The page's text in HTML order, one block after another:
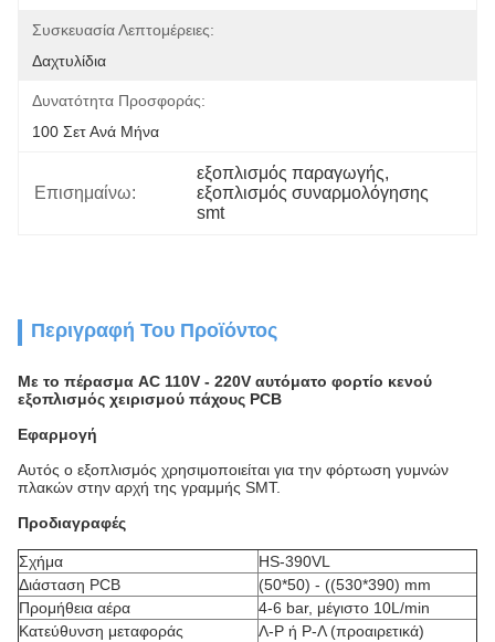
Συσκευασία Λεπτομέρειες:
Δαχτυλίδια
Δυνατότητα Προσφοράς:
100 Σετ Ανά Μήνα
Επισημαίνω:
εξοπλισμός παραγωγής,
εξοπλισμός συναρμολόγησης
smt
Περιγραφή Του Προϊόντος
Με το πέρασμα AC 110V - 220V αυτόματο φορτίο κενού
εξοπλισμός χειρισμού πάχους PCB
Εφαρμογή
Αυτός ο εξοπλισμός χρησιμοποιείται για την φόρτωση γυμνών
πλακών στην αρχή της γραμμής SMT.
Προδιαγραφές
Σχήμα
HS-390VL
Διάσταση PCB
(50*50) - ((530*390) mm
Προμήθεια αέρα
4-6 bar, μέγιστο 10L/min
Κατεύθυνση μεταφοράς
Λ-Ρ ή Ρ-Λ (προαιρετικά)